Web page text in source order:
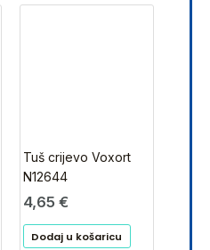
Tuš crijevo Voxort
N12644
4,65 €
Dodaj u košaricu